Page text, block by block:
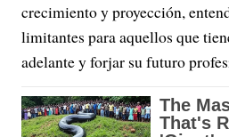
crecimiento y proyección,
limitantes para aquellos que
adelante y forjar su futuro